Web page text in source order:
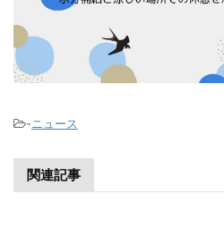
-ニュース
関連記事